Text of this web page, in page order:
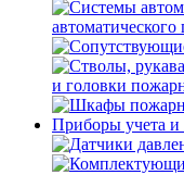
и головки
Приборы учета